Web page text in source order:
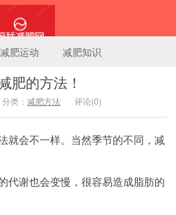
陪我减肥网
减肥运动 减肥知识
肥的方法！
分类： 减肥方法 评论(0)
就会不一样。当然季节的不同，减
代谢也会变慢，很容易造成脂肪的